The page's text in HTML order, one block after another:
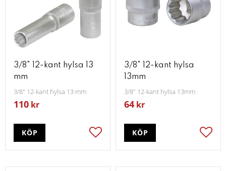
3/8" 12-kant hylsa 13
mm
3/8" 12-kant hylsa 13 mm
110 kr
Lägg till i favoriter
KÖP
3/8" 12-kant hylsa
13mm
3/8" 12-kant hylsa 13mm
64 kr
KÖP